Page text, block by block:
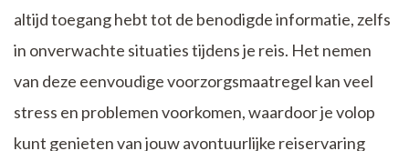
altijd toegang hebt tot de benodigde informatie, zelfs
in onverwachte situaties tijdens je reis. Het nemen
van deze eenvoudige voorzorgsmaatregel kan veel
stress en problemen voorkomen, waardoor je volop
kunt genieten van jouw avontuurlijke reiservaring